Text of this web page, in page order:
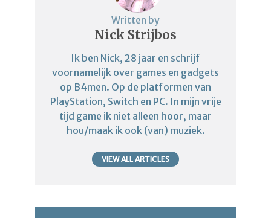
Written by
Nick Strijbos
Ik ben Nick, 28 jaar en schrijf
voornamelijk over games en gadgets
op B4men. Op de platformen van
PlayStation, Switch en PC. In mijn vrije
tijd game ik niet alleen hoor, maar
hou/maak ik ook (van) muziek.
VIEW ALL ARTICLES